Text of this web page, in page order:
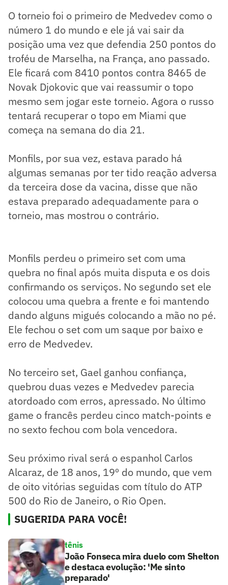
O torneio foi o primeiro de Medvedev como o
número 1 do mundo e ele já vai sair da
posição uma vez que defendia 250 pontos do
troféu de Marselha, na França, ano passado.
Ele ficará com 8410 pontos contra 8465 de
Novak Djokovic que vai reassumir o topo
mesmo sem jogar este torneio. Agora o russo
tentará recuperar o topo em Miami que
começa na semana do dia 21.
Monfils, por sua vez, estava parado há
algumas semanas por ter tido reação adversa
da terceira dose da vacina, disse que não
estava preparado adequadamente para o
torneio, mas mostrou o contrário.
Monfils perdeu o primeiro set com uma
quebra no final após muita disputa e os dois
confirmando os serviços. No segundo set ele
colocou uma quebra a frente e foi mantendo
dando alguns migués colocando a mão no pé.
Ele fechou o set com um saque por baixo e
erro de Medvedev.
No terceiro set, Gael ganhou confiança,
quebrou duas vezes e Medvedev parecia
atordoado com erros, apressado. No último
game o francês perdeu cinco match-points e
no sexto fechou com bola vencedora.
Seu próximo rival será o espanhol Carlos
Alcaraz, de 18 anos, 19º do mundo, que vem
de oito vitórias seguidas com título do ATP
500 do Rio de Janeiro, o Rio Open.
SUGERIDA PARA VOCÊ!
tênis
João Fonseca mira duelo com Shelton
e destaca evolução: 'Me sinto
preparado'